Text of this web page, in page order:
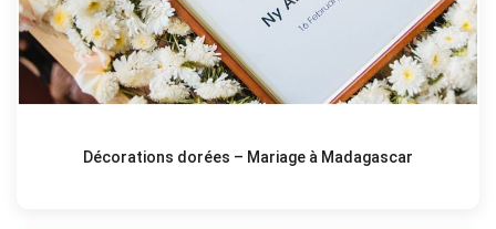
Décorations dorées – Mariage à Madagascar